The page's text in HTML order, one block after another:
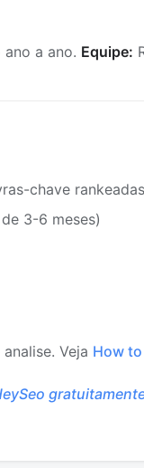
a ano. Equipe:
chave
3-6 meses)
Veja How to